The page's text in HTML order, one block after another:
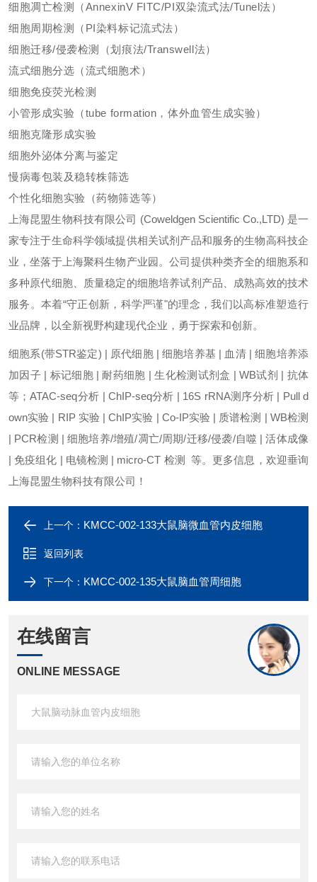
细胞凋亡检测（AnnexinV FITC/PI双染流式法/Tunel法）
细胞周期检测（PI染料标记流式法）
细胞迁移/侵袭检测（划痕法/Transwell法）
流式细胞分选（流式细胞术）
细胞免疫荧光检测
小管形成实验（tube formation，体外血管生成实验）
细胞克隆形成实验
细胞外泌体分离与鉴定
慢病毒包装及稳转株筛选
个性化细胞实验（药物筛选等）
上海昆盟生物科技有限公司 (Coweldgen Scientific Co.,LTD) 是一
家专注于生命科学领域提供相关试剂产品和服务的生物高科技企
业，坐落于上海聚科生物产业园。公司提供种类齐全的细胞系和
多种原代细胞、质量稳定的细胞培养试剂产品、成熟高效的技术
服务。本着“守正创新，科学严谨"的理念，我们以高标准塑造行
业品牌，以全新视野构建现代企业，勇于探索和创新。
细胞系(带STR鉴定) | 原代细胞 | 细胞培养基 | 血清 | 细胞培养添
加因子 | 标记细胞 | 耐药细胞 | 生化检测试剂盒 | WB试剂 | 抗体
等；ATAC-seq分析 | ChIP-seq分析 | 16S rRNA测序分析 | Pull d
own实验 | RIP 实验 | ChIP实验 | Co-IP实验 | 质谱检测 | WB检测
| PCR检测 | 细胞培养/增殖/凋亡/周期/迁移/侵袭/自噬 | 活体成像
| 免疫组化 | 电镜检测 | micro-CT 检测 等。更多信息，欢迎垂询
上海昆盟生物科技有限公司！
上一个： KMCC-002-133大鼠脑微血管内皮细胞
返回列表
下一个： KMCC-002-135大鼠脑血管周细胞
在线留言
ONLINE MESSAGE